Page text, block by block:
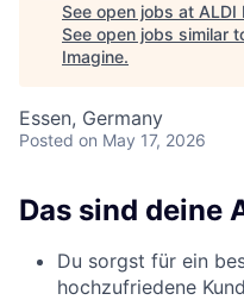
See open jobs at ALDI
See open jobs similar
Imagine.
Essen, Germany
Posted on May 17, 2026
Das sind deine
Du sorgst für ein
hochzufriedene